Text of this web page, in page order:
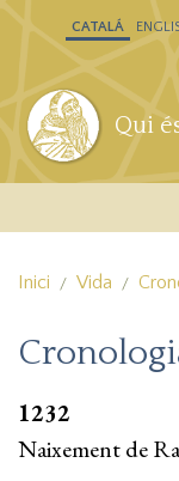
Vés al contingut
Qui
CATALÁ
Inici Vida
1232
Naixement de